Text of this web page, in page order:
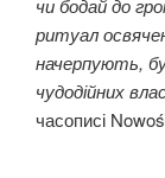
чи бодай до
ритуал
начерпують,
чудодійних
часописі